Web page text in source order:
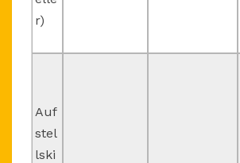
r)
Auf
stel
lski